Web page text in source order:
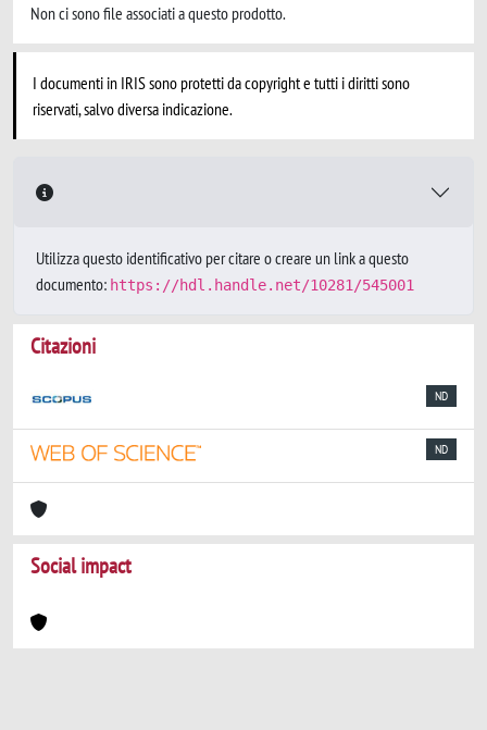
Non ci sono file associati a questo prodotto.
I documenti in IRIS sono protetti da copyright e tutti i diritti sono
riservati, salvo diversa indicazione.
Utilizza questo identificativo per citare o creare un link a questo
documento: https://hdl.handle.net/10281/545001
Citazioni
ND
ND
Social impact